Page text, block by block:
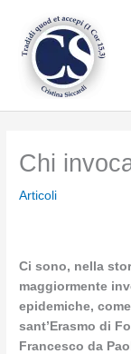
contenuto
Chi
Articoli
Ci sono, nella
maggiormente
epidemiche,
sant’Erasmo di
Francesco da